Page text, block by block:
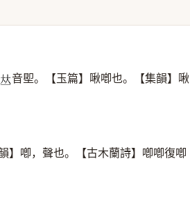
𠀤音堲。【玉篇】啾喞也。【集韻】啾
】喞，聲也。【古木蘭詩】喞喞復喞